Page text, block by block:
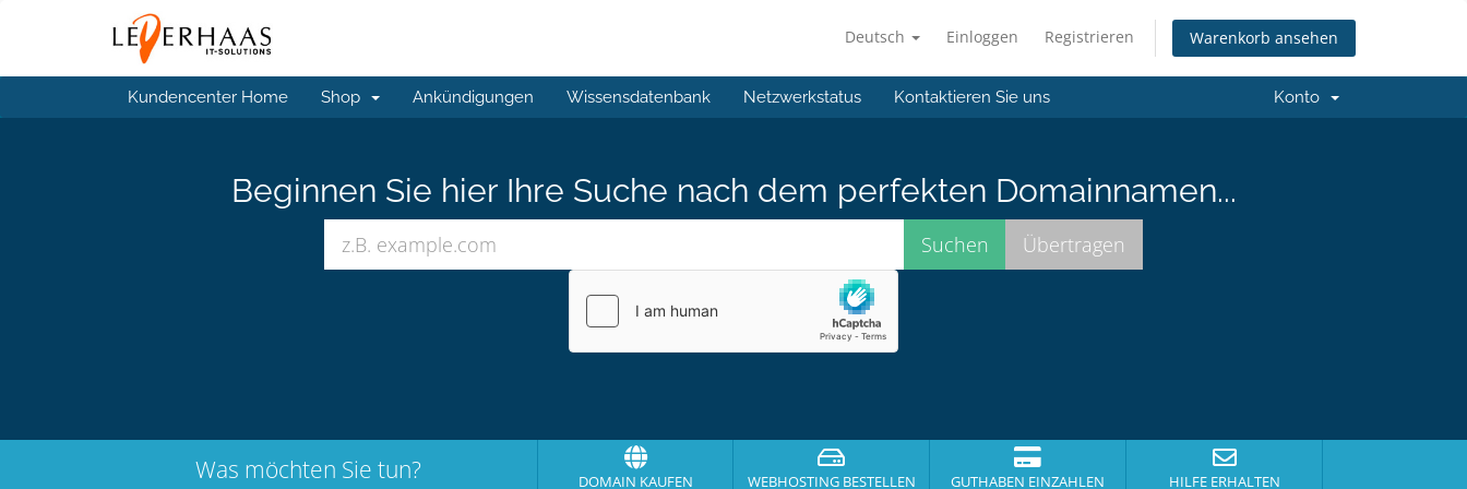
Deutsch Einloggen Registrieren Warenkorb ansehen
Kundencenter Home Shop Ankündigungen Wissensdatenbank Netzwerkstatus Kontaktieren Sie uns Konto
Beginnen Sie hier Ihre Suche nach dem perfekten Domainnamen...
Was möchten Sie tun? DOMAIN KAUFEN WEBHOSTING BESTELLEN GUTHABEN EINZAHLEN HILFE ERHALTEN